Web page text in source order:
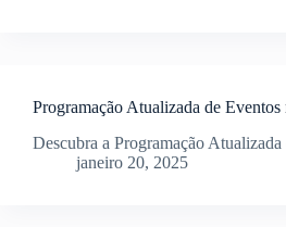
Programação Atualizada de
Descubra a Programação
janeiro 20, 2025